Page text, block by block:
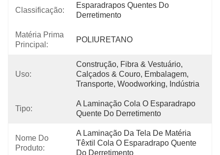
Classificação:
Esparadrapos Quentes Do
Derretimento
Matéria Prima
Principal:
POLIURETANO
Uso:
Construção, Fibra & Vestuário,
Calçados & Couro, Embalagem,
Transporte, Woodworking, Indústria
Tipo:
A Laminação Cola O Esparadrapo
Quente Do Derretimento
Nome Do
Produto:
A Laminação Da Tela De Matéria
Têxtil Cola O Esparadrapo Quente
Do Derretimento